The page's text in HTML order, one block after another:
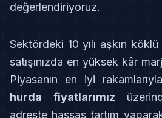
değerlendiriyoruz.
Sektördeki 10 yılı aşkın
satışınızda en yüksek kâr
Piyasanın en iyi
hurda fiyatlarımız
adreste hassas tartım